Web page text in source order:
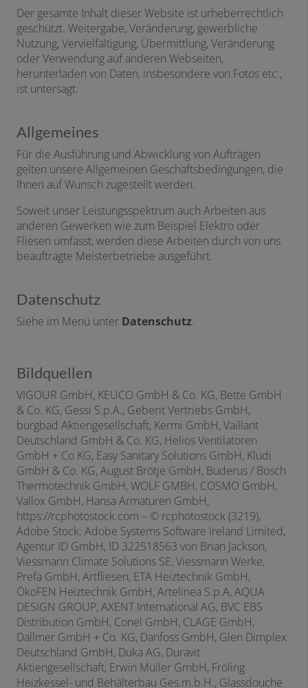
Der gesamte Inhalt dieser Website ist urheberrechtlich
geschützt. Weitergabe, Veränderung, gewerbliche
Nutzung, Vervielfältigung, Übermittlung, Veränderung
oder Verwendung auf anderen Webseiten,
herunterladen von Daten, insbesondere von Fotos etc.,
ist untersagt.
Allgemeines
Für die Ausführung und Abwicklung von Aufträgen
gelten unsere Allgemeinen Geschäftsbedingungen, die
Ihnen auf Wunsch zugestellt werden.
Soweit unser Leistungsspektrum auch Arbeiten aus
anderen Gewerken wie zum Beispiel Elektro oder
Fliesen umfasst, werden diese Arbeiten durch von uns
beauftragte Meisterbetriebe ausgeführt.
Datenschutz
Siehe im Menü unter Datenschutz.
Bildquellen
VIGOUR GmbH, KEUCO GmbH & Co. KG, Bette GmbH
& Co. KG, Gessi S.p.A., Geberit Vertriebs GmbH,
burgbad Aktiengesellschaft, Kermi GmbH, Vaillant
Deutschland GmbH & Co. KG, Helios Ventilatoren
GmbH + Co KG, Easy Sanitary Solutions GmbH, Kludi
GmbH & Co. KG, August Brötje GmbH, Buderus / Bosch
Thermotechnik GmbH, WOLF GMBH, COSMO GmbH,
Vallox GmbH, Hansa Armaturen GmbH,
https://rcphotostock.com – © rcphotostock (3219),
Adobe Stock: Adobe Systems Software Ireland Limited,
Agentur ID GmbH, ID 322518563 von Brian Jackson,
Viessmann Climate Solutions SE, Viessmann Werke,
Prefa GmbH, Artfliesen, ETA Heiztechnik GmbH,
ÖkoFEN Heiztechnik GmbH,Artelinea S.p.A,AQUA
DESIGN GROUP, AXENT International AG, BVC EBS
Distribution GmbH, Conel GmbH, CLAGE GmbH,
Dallmer GmbH + Co. KG, Danfoss GmbH, Glen Dimplex
Deutschland GmbH, Duka AG, Duravit
Aktiengesellschaft, Erwin Müller GmbH, Fröling
Heizkessel- und Behälterbau Ges.m.b.H., Glassdouche